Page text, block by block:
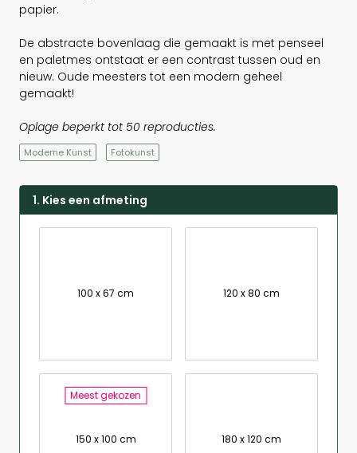
papier.
De abstracte bovenlaag die gemaakt is met penseel
en paletmes ontstaat er een contrast tussen oud en
nieuw. Oude meesters tot een modern geheel
gemaakt!
Oplage beperkt tot 50 reproducties.
Moderne Kunst Fotokunst
1. Kies een afmeting
100 x 67 cm 120 x 80 cm
Meest gekozen
150 x 100 cm 180 x 120 cm